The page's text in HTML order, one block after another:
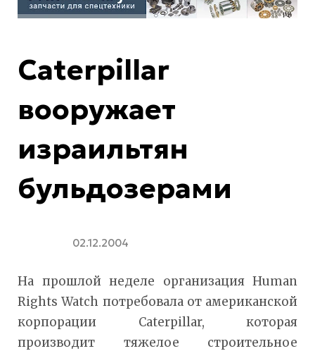
Caterpillar
вооружает
израильтян
бульдозерами
02.12.2004
На прошлой неделе организация Human
Rights Watch потребовала от американской
корпорации Caterpillar, которая
производит тяжелое строительное